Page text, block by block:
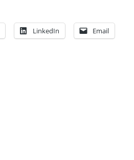
LinkedIn Email